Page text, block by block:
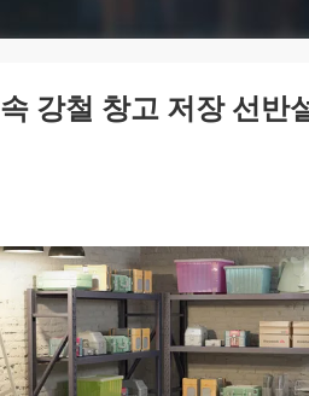
강철 창고 저장 선